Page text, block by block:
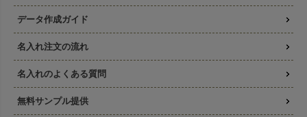
データ作成ガイド
名入れ注文の流れ
名入れのよくある質問
無料サンプル提供